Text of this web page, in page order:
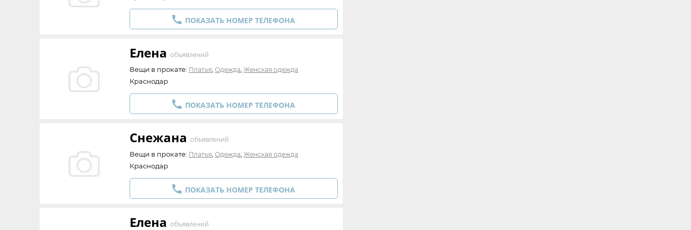
 ПОКАЗАТЬ НОМЕР ТЕЛЕФОНА
Елена объявлений
Вещи в прокате: Платья Одежда Женская одежда
Краснодар
 ПОКАЗАТЬ НОМЕР ТЕЛЕФОНА
Снежана объявлений
Вещи в прокате: Платья Одежда Женская одежда
Краснодар
 ПОКАЗАТЬ НОМЕР ТЕЛЕФОНА
Елена объявлений